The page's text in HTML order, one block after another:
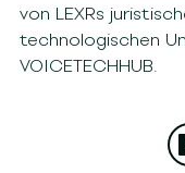
von LEXRs
technologischen
VOICETECHHUB.